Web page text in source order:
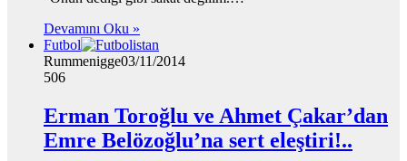
Devamını Oku »
Futbol
Rummenigge03/11/2014
506
Erman Toroğlu ve Ahmet Çakar’dan
Emre Belözoğlu’na sert eleştiri!..